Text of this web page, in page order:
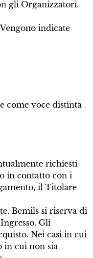
gli Organizzatori.
indicate
come voce distinta
richiesti
in contatto con i
il Titolare
Bemils si riserva di
Gli
Nei casi in cui
in cui non sia